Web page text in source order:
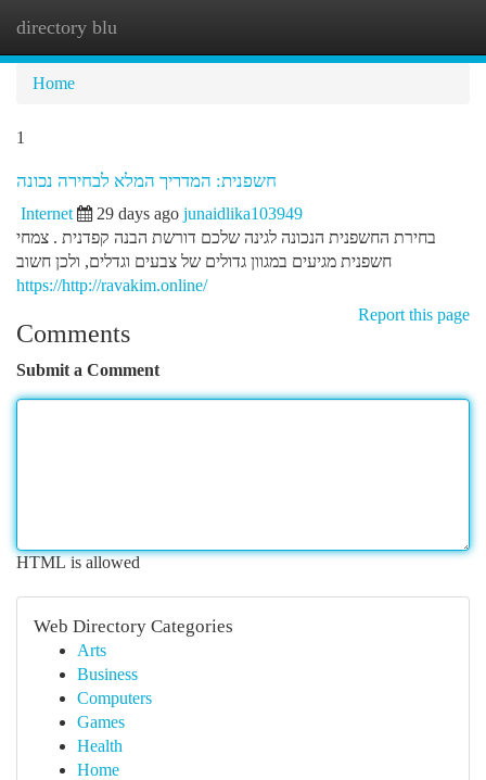
directory blu
Home
1
חשפנית: המדריך המלא לבחירה נכונה
Internet 29 days ago junaidlika103949
בחירת החשפנית הנכונה לגינה שלכם דורשת הבנה קפדנית . צמחי
חשפנית מגיעים במגוון גדולים של צבעים וגדלים, ולכן חשוב
https://http://ravakim.online/
Report this page
Comments
Submit a Comment
HTML is allowed
Web Directory Categories
Arts
Business
Computers
Games
Health
Home